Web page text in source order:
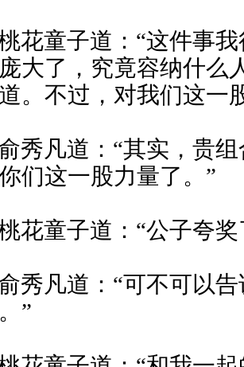
花童子道：“这件事
大了，究竟容纳什么
。不过，对我们这一
秀凡道：“其实，贵
们这一股力量了。”
花童子道：“公子夸奖
秀凡道：“可不可以
”